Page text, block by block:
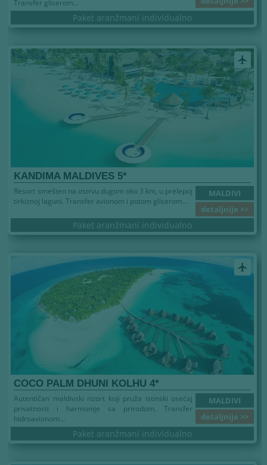
Transfer gliserom...
Paket aranžmani individualno
airplanemode_active
KANDIMA MALDIVES 5*
MALDIVI
detaljnije >>
Resort smešten na ostrvu dugom oko 3 km, u prelepoj
tirkiznoj laguni. Transfer avionom i potom gliserom...
Paket aranžmani individualno
airplanemode_active
COCO PALM DHUNI KOLHU 4*
MALDIVI
detaljnije >>
Autentičan maldivski rizort koji pruža istinski osećaj
privatnosti i harmonije sa prirodom. Transfer
hidroavionom...
Paket aranžmani individualno